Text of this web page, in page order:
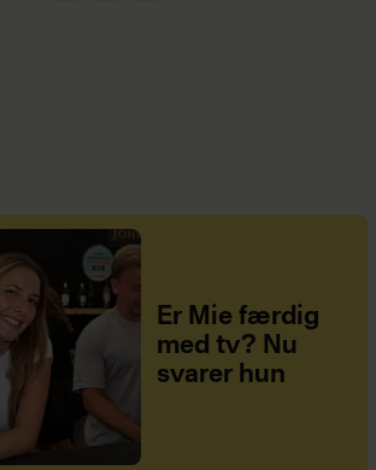
Er Mie færdig
med tv? Nu
svarer hun